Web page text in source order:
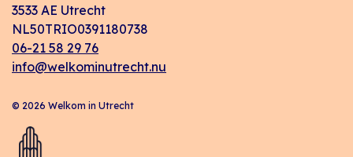
3533 AE Utrecht
NL50TRIO0391180738
06-21 58 29 76
info@welkominutrecht.nu
© 2026 Welkom in Utrecht